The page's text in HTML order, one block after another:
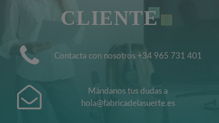
CLIENTE
Contacta con nosotros +34 965 731 401
Mándanos tus dudas a
hola@fabricadelasuerte.es